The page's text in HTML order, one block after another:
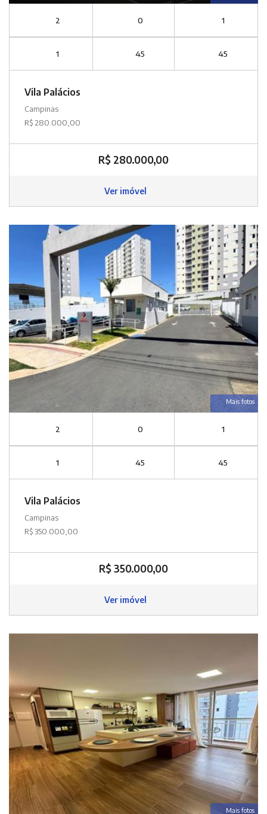
2 0 1
1 45 45
Vila Palácios
Campinas
R$ 280.000,00
R$ 280.000,00
Ver imóvel
Mais fotos
2 0 1
1 45 45
Vila Palácios
Campinas
R$ 350.000,00
R$ 350.000,00
Ver imóvel
Mais fotos